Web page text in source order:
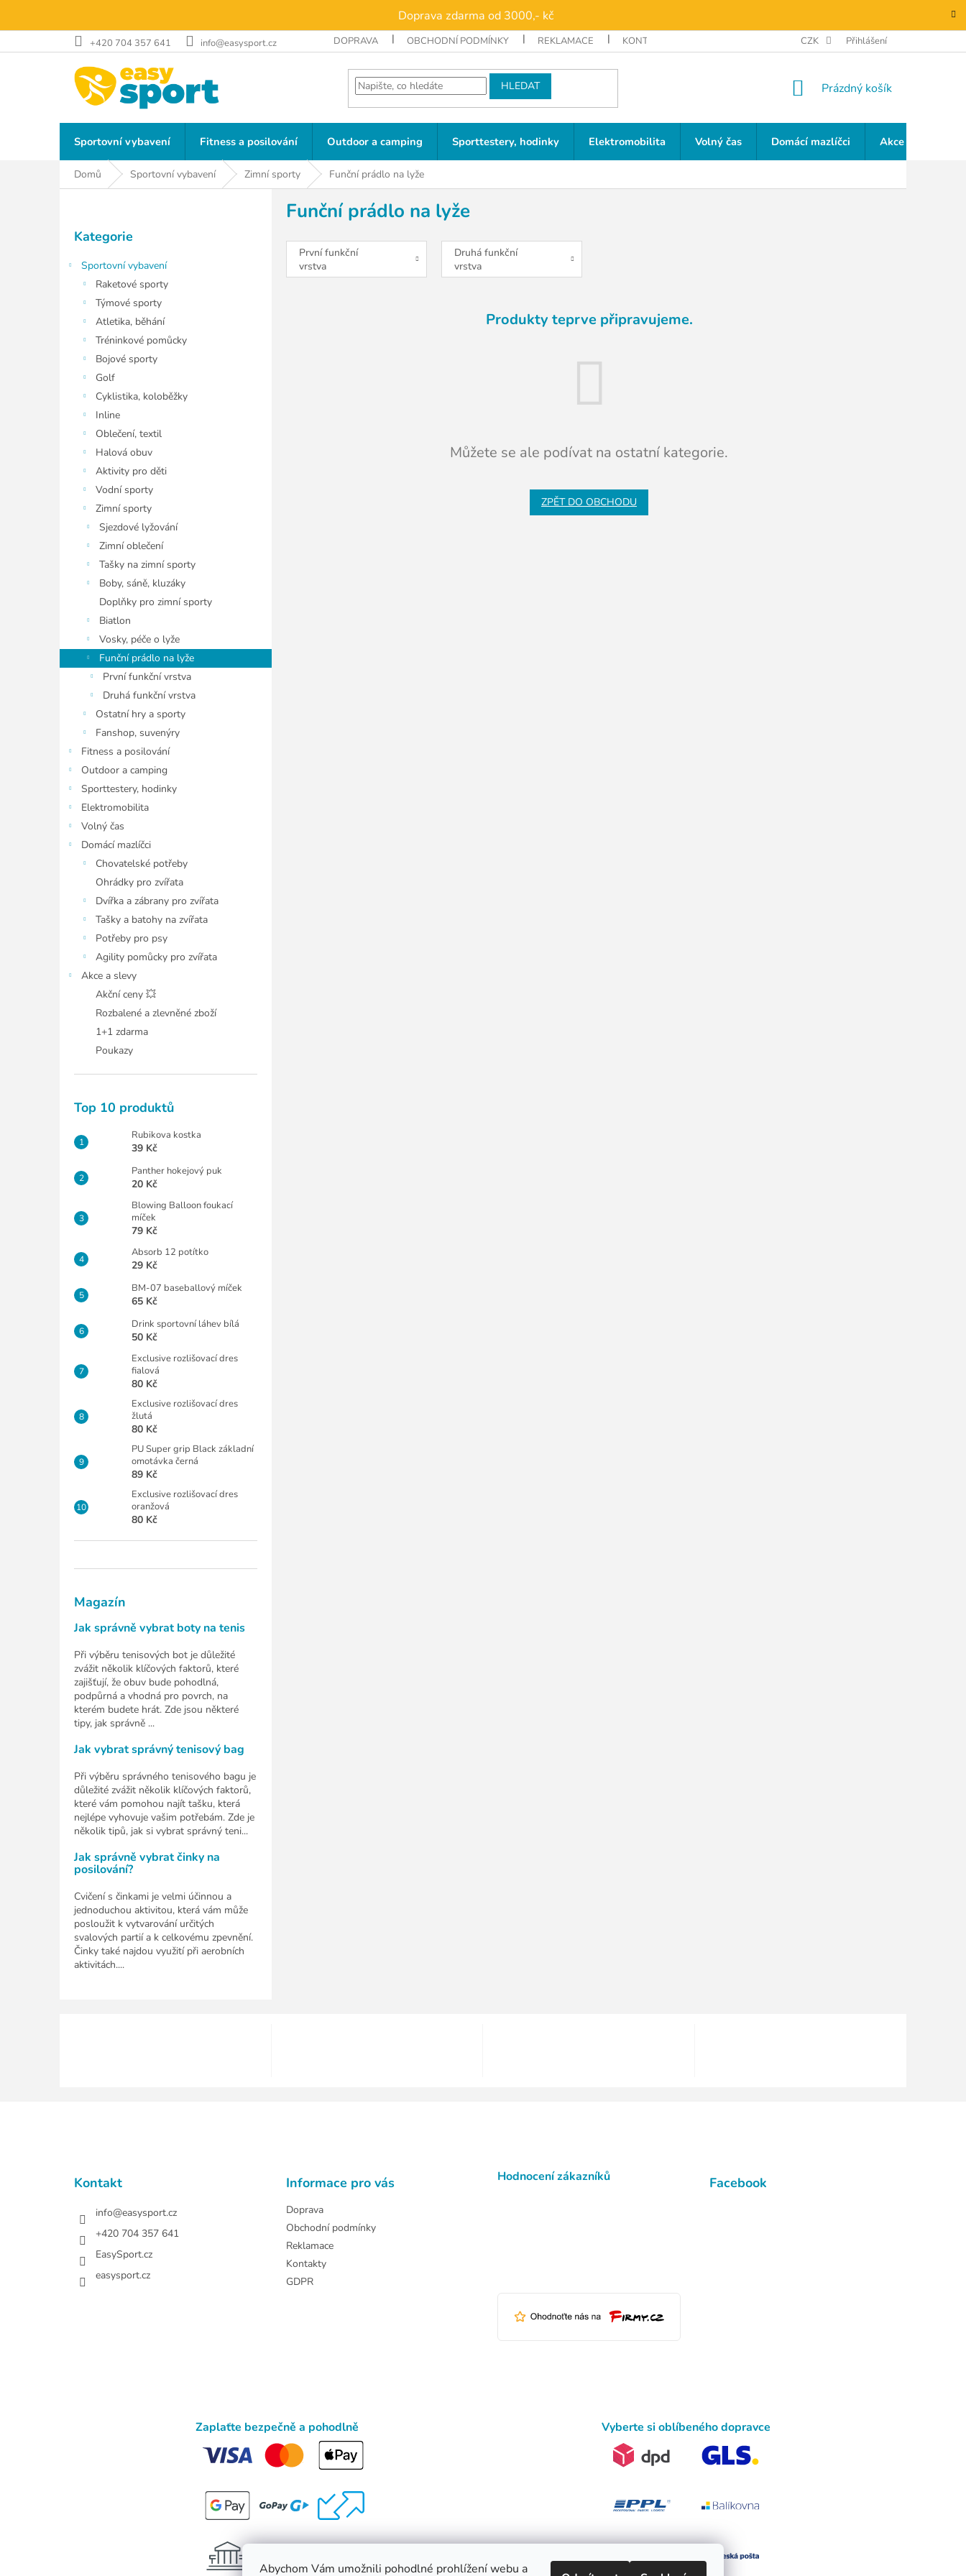
Abychom Vám umožnili pohodlné prohlížení webu a
obsah
Doprava zdarma od 3000,- kč
+420 704 357 641 info@easysport.cz DOPRAVA OBCHODNÍ PODMÍNKY REKLAMACE KONTAKTY CZK Přihlášení
HLEDAT
NÁKUPNÍ
Prázdný košík
Sportovní vybavení Fitness a posilování Outdoor a camping Sporttestery, hodinky Elektromobilita Volný čas Domácí mazlíčci Akce a slevy
Domů Sportovní vybavení Zimní sporty Funční prádlo na lyže
P
kategorie
Kategorie
Sportovní vybavení
Raketové sporty
Týmové sporty
Atletika, běhání
Tréninkové pomůcky
Bojové sporty
Golf
Cyklistika, koloběžky
Inline
Oblečení, textil
Halová obuv
Aktivity pro děti
Vodní sporty
Zimní sporty
Sjezdové lyžování
Zimní oblečení
Tašky na zimní sporty
Boby, sáně, kluzáky
Doplňky pro zimní sporty
Biatlon
Vosky, péče o lyže
Funční prádlo na lyže
První funkční vrstva
Druhá funkční vrstva
Ostatní hry a sporty
Fanshop, suvenýry
Fitness a posilování
Outdoor a camping
Sporttestery, hodinky
Elektromobilita
Volný čas
Domácí mazlíčci
Chovatelské potřeby
Ohrádky pro zvířata
Dvířka a zábrany pro zvířata
Tašky a batohy na zvířata
Potřeby pro psy
Agility pomůcky pro zvířata
Akce a slevy
Akční ceny 💥
Rozbalené a zlevněné zboží
1+1 zdarma
Poukazy
Top 10 produktů
Rubikova kostka
39 Kč
Panther hokejový puk
20 Kč
Blowing Balloon foukací
míček
79 Kč
Absorb 12 potítko
29 Kč
BM-07 baseballový míček
65 Kč
Drink sportovní láhev bílá
50 Kč
Exclusive rozlišovací dres
fialová
80 Kč
Exclusive rozlišovací dres
žlutá
80 Kč
PU Super grip Black základní
omotávka černá
89 Kč
Exclusive rozlišovací dres
oranžová
80 Kč
Magazín
Jak správně vybrat boty na tenis
Při výběru tenisových bot je důležité
zvážit několik klíčových faktorů, které
zajišťují, že obuv bude pohodlná,
podpůrná a vhodná pro povrch, na
kterém budete hrát. Zde jsou některé
tipy, jak správně ...
Jak vybrat správný tenisový bag
Při výběru správného tenisového bagu je
důležité zvážit několik klíčových faktorů,
které vám pomohou najít tašku, která
nejlépe vyhovuje vašim potřebám. Zde je
několik tipů, jak si vybrat správný teni...
Jak správně vybrat činky na
posilování?
Cvičení s činkami je velmi účinnou a
jednoduchou aktivitou, která vám může
posloužit k vytvarování určitých
svalových partií a k celkovému zpevnění.
Činky také najdou využití při aerobních
aktivitách....
Funční prádlo na lyže
První funkční
vrstva
Druhá funkční
vrstva
Produkty teprve připravujeme.
Můžete se ale podívat na ostatní kategorie.
ZPĚT DO OBCHODU
Kontakt
info@easysport.cz
+420 704 357 641
EasySport.cz
easysport.cz
Informace pro vás
Doprava
Obchodní podmínky
Reklamace
Kontakty
GDPR
Hodnocení zákazníků Facebook
Zaplaťte bezpečně a pohodlně Vyberte si oblíbeného dopravce